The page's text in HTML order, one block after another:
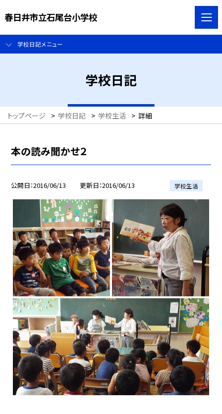
春日井市立石尾台小学校
学校日記メニュー
学校日記
トップページ > 学校日記 > 学校生活 > 詳細
本の読み聞かせ２
公開日 2016/06/13 更新日 2016/06/13 学校生活